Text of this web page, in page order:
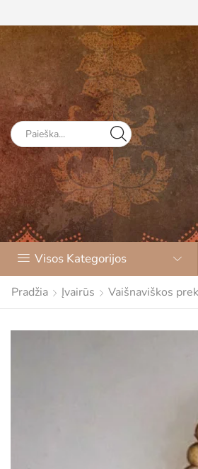
Visos Kategorijos
Pradžia Įvairūs Vaišnaviškos